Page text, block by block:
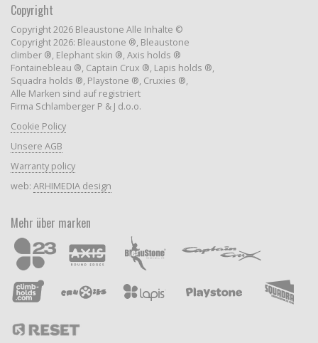
Copyright
Copyright 2026 Bleaustone Alle Inhalte ©
Copyright 2026: Bleaustone ®, Bleaustone
climber ®, Elephant skin ®, Axis holds ®
Fontainebleau ®, Captain Crux ®, Lapis holds ®,
Squadra holds ®, Playstone ®, Cruxies ®,
Alle Marken sind auf registriert
Firma Schlamberger P & J d.o.o.
Cookie Policy
Unsere AGB
Warranty policy
web: ARHIMEDIA design
Mehr über marken